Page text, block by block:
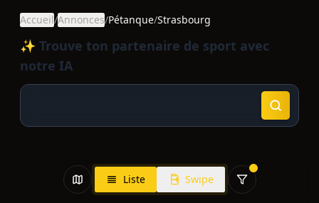
Accueil/Annonces/Pétanque/Strasbourg
✨ Trouve ton partenaire de sport avec
notre IA
Liste Swipe